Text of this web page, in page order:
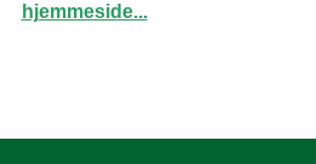
hjemmeside...